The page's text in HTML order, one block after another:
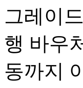
그레이
행 바우
동까지